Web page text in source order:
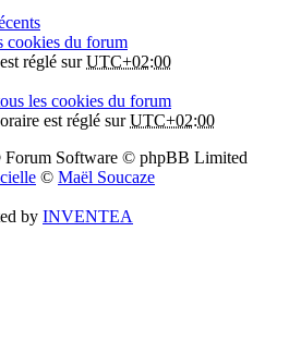
cookies du forum
réglé surUTC+02:00
les cookies du forum
est réglé surUTC+02:00
Software © phpBB Limited
© Maël Soucaze
by INVENTEA